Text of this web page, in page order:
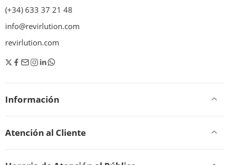
(+34) 633 37 21 48
info@revirlution.com
revirlution.com
Información
Atención al Cliente